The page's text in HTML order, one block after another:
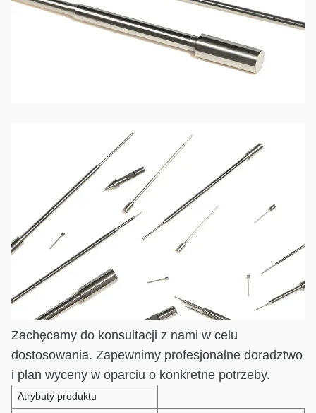
Zachęcamy do konsultacji z nami w celu
dostosowania. Zapewnimy profesjonalne doradztwo
i plan wyceny w oparciu o konkretne potrzeby.
Atrybuty produktu